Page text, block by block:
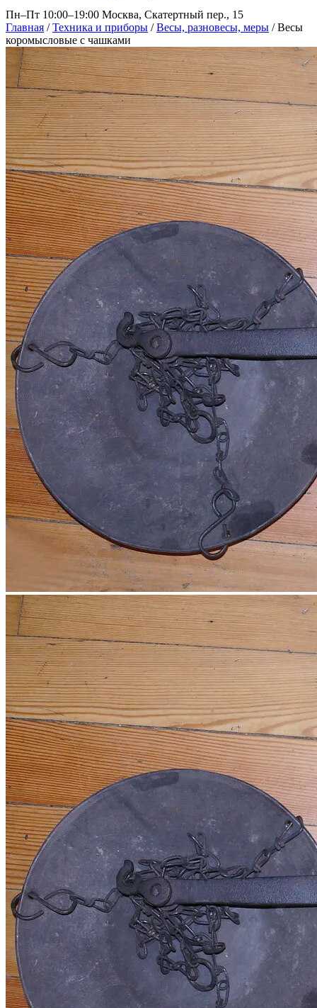
Пн–Пт 10:00–19:00 Москва, Скатертный пер., 15
Главная / Техника и приборы / Весы, разновесы, меры / Весы
коромысловые с чашками